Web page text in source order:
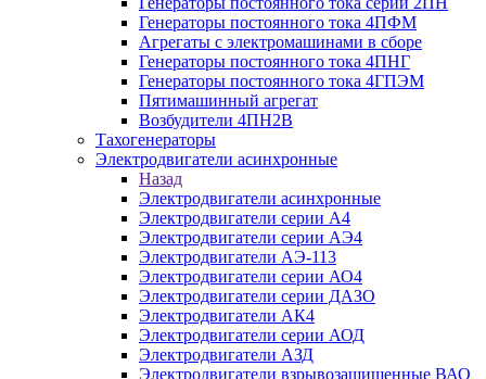
Генераторы постоянного тока 4ПФМ
Агрегаты с электромашинами в сборе
Генераторы постоянного тока 4ПНГ
Генераторы постоянного тока 4ГПЭМ
Пятимашинный агрегат
Возбудители 4ПН2В
Тахогенераторы
Электродвигатели асинхронные
Назад
Электродвигатели асинхронные
Электродвигатели серии А4
Электродвигатели серии АЭ4
Электродвигатели АЭ-113
Электродвигатели серии АО4
Электродвигатели серии ДАЗО
Электродвигатели АК4
Электродвигатели серии АОД
Электродвигатели АЗД
Электродвигатели взрывозащищенные ВАО